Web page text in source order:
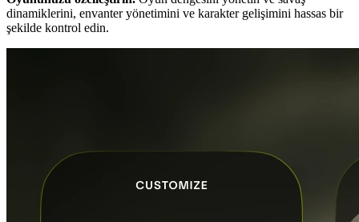
dinamiklerini, envanter yönetimini ve karakter gelişimini hassas bir
şekilde kontrol edin.